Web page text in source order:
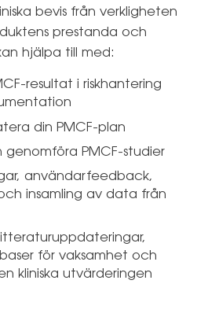
bevis från verkligheten
prestanda och
hjälpa till med:
resultat i riskhantering
din PMCF-plan
PMCF-studier
användarfeedback,
insamling av data från
för vaksamhet och
kliniska utvärderingen